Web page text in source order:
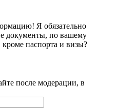
Я обязательно
документы, по вашему
паспорта и визы?
после модерации, в